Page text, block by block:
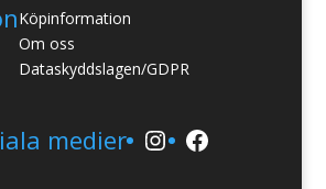
Köpinformation
Om oss
Dataskyddslagen/GDPR
medier Instagram
Facebook